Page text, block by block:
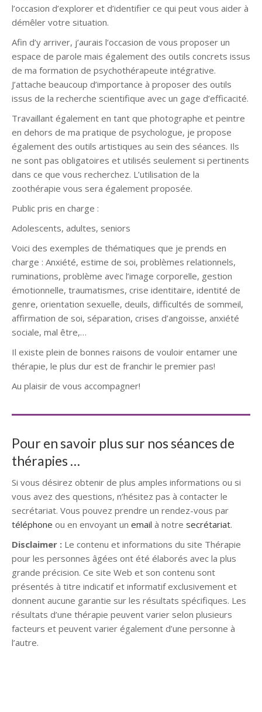
l’occasion d’explorer et d’identifier ce qui peut vous aider à
démêler votre situation.
Afin d’y arriver, j’aurais l’occasion de vous proposer un
espace de parole mais également des outils concrets issus
de ma formation de psychothérapeute intégrative.
J’attache beaucoup d’importance à proposer des outils
issus de la recherche scientifique avec un gage d’efficacité.
Travaillant également en tant que photographe et peintre
en dehors de ma pratique de psychologue, je propose
également des outils artistiques au sein des séances. Ils
ne sont pas obligatoires et utilisés seulement si pertinents
dans ce que vous recherchez. L’utilisation de la
zoothérapie vous sera également proposée.
Public pris en charge :
Adolescents, adultes, seniors
Voici des exemples de thématiques que je prends en
charge : Anxiété, estime de soi, problèmes relationnels,
ruminations, problème avec l’image corporelle, gestion
émotionnelle, traumatismes, crise identitaire, identité de
genre, orientation sexuelle, deuils, difficultés de sommeil,
affirmation de soi, séparation, crises d’angoisse, anxiété
sociale, mal être,…
Il existe plein de bonnes raisons de vouloir entamer une
thérapie, le plus dur est de franchir le premier pas!
Au plaisir de vous accompagner!
Pour en savoir plus sur nos séances de
thérapies …
Si vous désirez obtenir de plus amples informations ou si
vous avez des questions, n’hésitez pas à contacter le
secrétariat. Vous pouvez prendre un rendez-vous par
téléphone ou en envoyant un email à notre secrétariat.
Disclaimer : Le contenu et informations du site Thérapie
pour les personnes âgées ont été élaborés avec la plus
grande précision. Ce site Web et son contenu sont
présentés à titre indicatif et informatif exclusivement et
donnent aucune garantie sur les résultats spécifiques. Les
résultats d’une thérapie peuvent varier selon plusieurs
facteurs et peuvent varier également d’une personne à
l’autre.